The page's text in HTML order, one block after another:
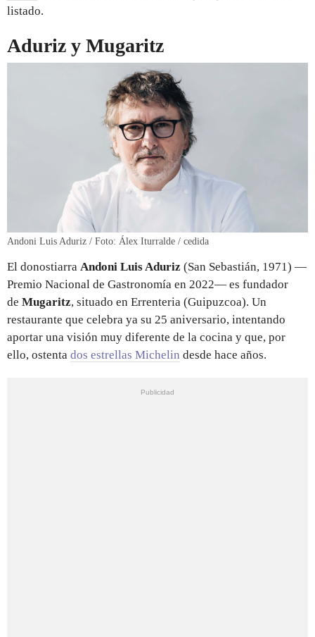
listado.
Aduriz y Mugaritz
Andoni Luis Aduriz / Foto: Álex Iturralde / cedida
El donostiarra Andoni Luis Aduriz (San Sebastián, 1971) —
Premio Nacional de Gastronomía en 2022— es fundador
de Mugaritz, situado en Errenteria (Guipuzcoa). Un
restaurante que celebra ya su 25 aniversario, intentando
aportar una visión muy diferente de la cocina y que, por
ello, ostenta dos estrellas Michelin desde hace años.